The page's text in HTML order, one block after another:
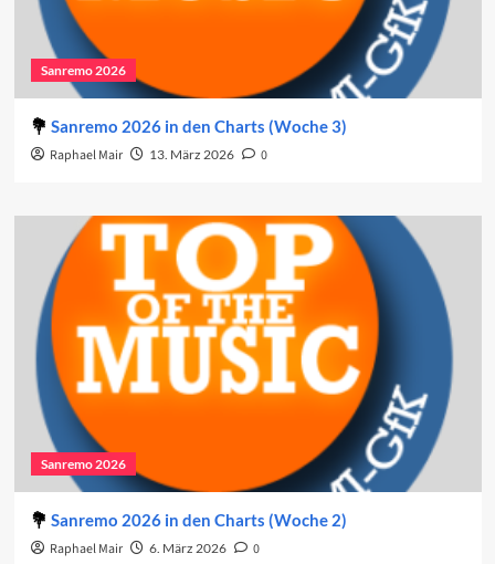
Sanremo 2026
Sanremo 2026 in den Charts (Woche 3)
Raphael Mair 13. März 2026 0
Sanremo 2026
Sanremo 2026 in den Charts (Woche 2)
Raphael Mair 6. März 2026 0